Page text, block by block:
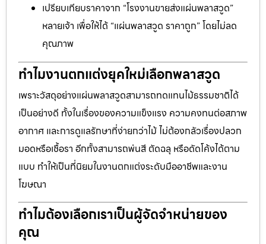
เปรียบเทียบราคาจาก “โรงงานขายส่งแผ่นพลาสวูด”
หลายเจ้า เพื่อให้ได้ “แผ่นพลาสวูด ราคาถูก” โดยไม่ลด
คุณภาพ
ทำไมงานตกแต่งยุคใหม่เลือกพลาสวูด
เพราะวัสดุอย่างแผ่นพลาสวูดสามารถทดแทนไม้ธรรมชาติได้
เป็นอย่างดี ทั้งในเรื่องของความแข็งแรง ความคงทนต่อสภาพ
อากาศ และการดูแลรักษาที่ง่ายกว่าไม้ ไม่ต้องกลัวเรื่องปลวก
มอดหรือเชื้อรา อีกทั้งสามารถพ่นสี ตัดฉลุ หรือดัดโค้งได้ตาม
แบบ ทำให้เป็นที่นิยมในงานตกแต่งระดับมืออาชีพและงาน
โฆษณา
ทำไมต้องเลือกเราเป็นผู้จัดจำหน่ายของ
คุณ